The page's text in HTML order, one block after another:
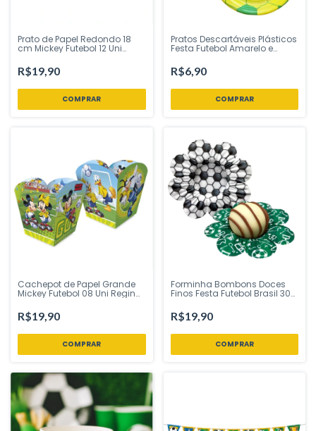
Prato de Papel Redondo 18
cm Mickey Futebol 12 Uni
Festa Loja
R$19,90
Pratos Descartáveis Plásticos
Festa Futebol Amarelo e
Unidades Plastik
R$6,90
Cachepot de Papel Grande
Mickey Futebol 08 Uni Regina
Loja
R$19,90
Forminha Bombons Doces
Finos Festa Futebol Brasil 30
Festa Loja
R$19,90